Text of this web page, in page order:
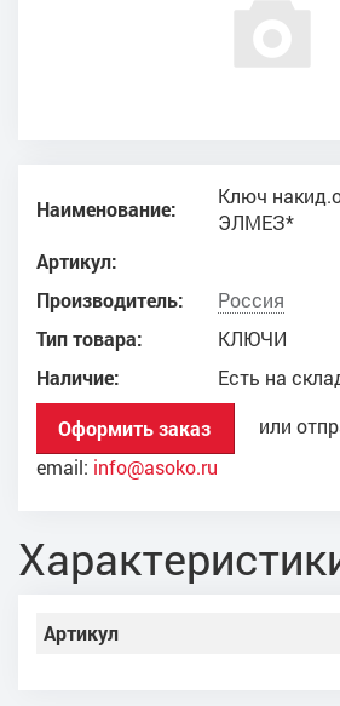
Наименование:
Ключ
ЭЛМЕЗ*
Артикул:
Производитель:
Россия
Тип товара:
КЛЮЧИ
Наличие:
Есть на
Оформить заказ
или
email: info@asoko.ru
Артикул